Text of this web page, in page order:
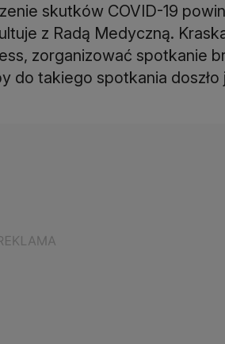
skutków COVID-19
z Radą Medyczną.
zorganizować spotkanie
do takiego spotkania doszło